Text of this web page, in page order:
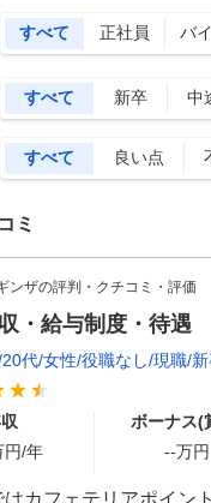
すべて 正社員 バ
すべて 新卒 中
すべて 良い点
ミ
ンザの評判・クチコミ・評価
・給与制度・待遇
20代 女性 役職なし 現職
円/年
ボーナス(
--万円